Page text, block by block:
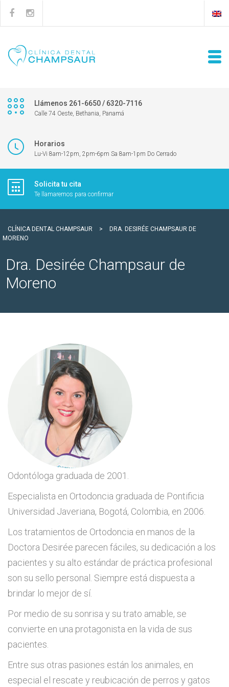
Llámenos 261-6650 / 6320-7116
Calle 74 Oeste, Bethania, Panamá
Horarios
Lu-Vi 8am-12pm, 2pm-6pm Sa 8am-1pm Do Cerrado
Solicita tu cita
Te llamaremos para confirmar
CLÍNICA DENTAL CHAMPSAUR >
DRA. DESIRÉE CHAMPSAUR DE
MORENO
Dra. Desirée Champsaur de
Moreno
Odontóloga graduada de 2001.
Especialista en Ortodoncia graduada de Pontificia
Universidad Javeriana, Bogotá, Colombia, en 2006.
Los tratamientos de Ortodoncia en manos de la
Doctora Desirée parecen fáciles, su dedicación a los
pacientes y su alto estándar de práctica profesional
son su sello personal. Siempre está dispuesta a
brindar lo mejor de sí.
Por medio de su sonrisa y su trato amable, se
convierte en una protagonista en la vida de sus
pacientes.
Entre sus otras pasiones están los animales, en
especial el rescate y reubicación de perros y gatos